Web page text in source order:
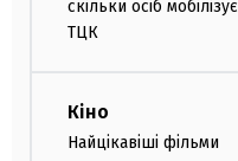
скільки осіб мобілізує
ТЦК
Кіно
Найцікавіші фільми